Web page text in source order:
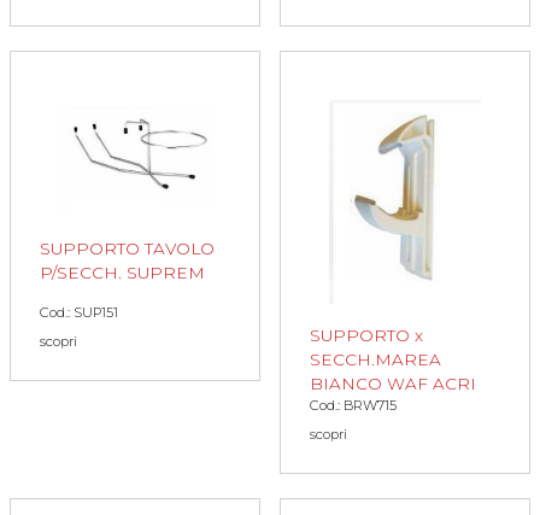
SUPPORTO TAVOLO
P/SECCH. SUPREM
Cod.: SUP151
scopri
SUPPORTO x
SECCH.MAREA
BIANCO WAF ACRI
Cod.: BRW715
scopri